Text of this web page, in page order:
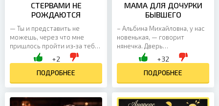
СТЕРВАМИ НЕ
РОЖДАЮТСЯ
— Ты и представить не
можешь, через что мне
пришлось пройти из‑за тебя.
— Могу. Я всё знаю, Лиля. И
готов отдать всю
оставшуюся жизнь на
искупление...
+2
ПОДРОБНЕЕ
МАМА ДЛЯ ДОЧУРКИ
БЫВШЕГО
– Альбина Михайловна, у нас
новенькая, — говорит
нянечка. Дверь
распахивается — и в группу
входит мужчина. Высокий, в
модном пальто; в волосах та...
+32
ПОДРОБНЕЕ